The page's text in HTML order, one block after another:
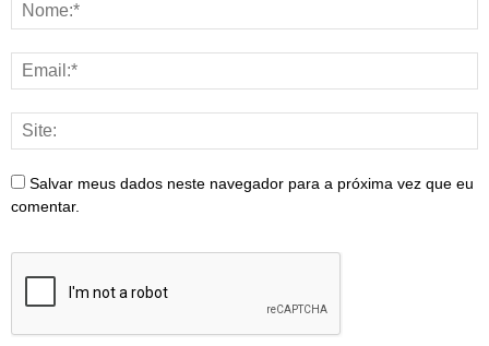
Salvar meus dados neste navegador para a próxima vez que eu
comentar.